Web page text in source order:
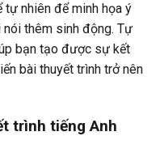
tự nhiên để minh họa ý
thêm sinh động. Tự
bạn tạo được sự kết
bài thuyết trình trở nên
trình tiếng Anh